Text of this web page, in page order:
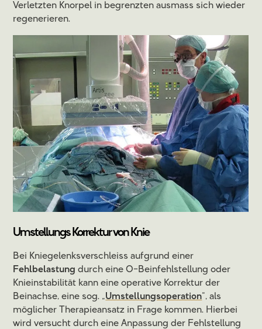
Verletzten Knorpel in begrenzten ausmass sich wieder
regenerieren.
Umstellungs Korrektur von Knie
Bei Kniegelenksverschleiss aufgrund einer
Fehlbelastung durch eine O-Beinfehlstellung oder
Knieinstabilität kann eine operative Korrektur der
Beinachse, eine sog. „Umstellungsoperation“, als
möglicher Therapieansatz in Frage kommen. Hierbei
wird versucht durch eine Anpassung der Fehlstellung